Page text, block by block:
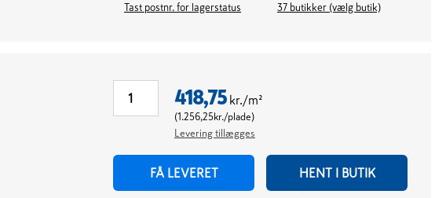
Tast postnr. for lagerstatus
37 butikker (vælg butik)
418,75 kr./m²
(1.256,25kr./plade)
Levering tillægges
FÅ LEVERET HENT I BUTIK